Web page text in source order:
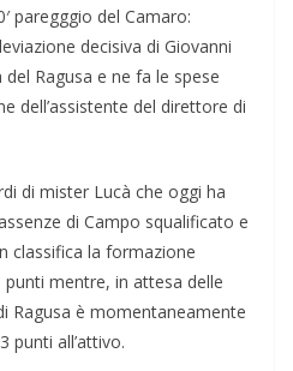
paregggio del Camaro:
decisiva di Giovanni
Ragusa e ne fa le spese
dell’assistente del direttore di
di mister Lucà che oggi ha
di Campo squalificato e
classifica la formazione
mentre, in attesa delle
Ragusa è momentaneamente
punti all’attivo.